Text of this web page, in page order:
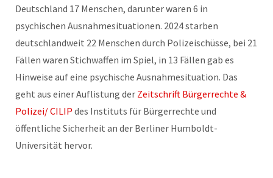
Deutschland 17 Menschen, darunter waren 6 in
psychischen Ausnahmesituationen. 2024 starben
deutschlandweit 22 Menschen durch Polizeischüsse, bei 21
Fällen waren Stichwaffen im Spiel, in 13 Fällen gab es
Hinweise auf eine psychische Ausnahmesituation. Das
geht aus einer Auflistung der Zeitschrift Bürgerrechte &
Polizei/ CILIP des Instituts für Bürgerrechte und
öffentliche Sicherheit an der Berliner Humboldt-
Universität hervor.